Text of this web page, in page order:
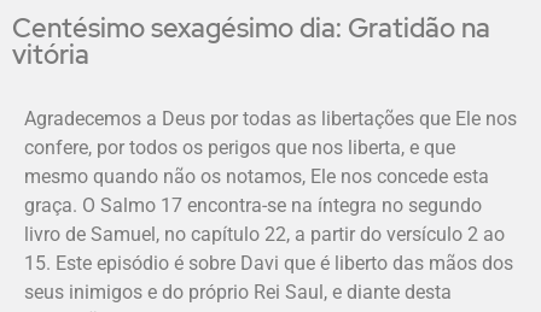
Centésimo sexagésimo dia: Gratidão na
vitória
Agradecemos a Deus por todas as libertações que Ele nos
confere, por todos os perigos que nos liberta, e que
mesmo quando não os notamos, Ele nos concede esta
graça. O Salmo 17 encontra-se na íntegra no segundo
livro de Samuel, no capítulo 22, a partir do versículo 2 ao
15. Este episódio é sobre Davi que é liberto das mãos dos
seus inimigos e do próprio Rei Saul, e diante desta